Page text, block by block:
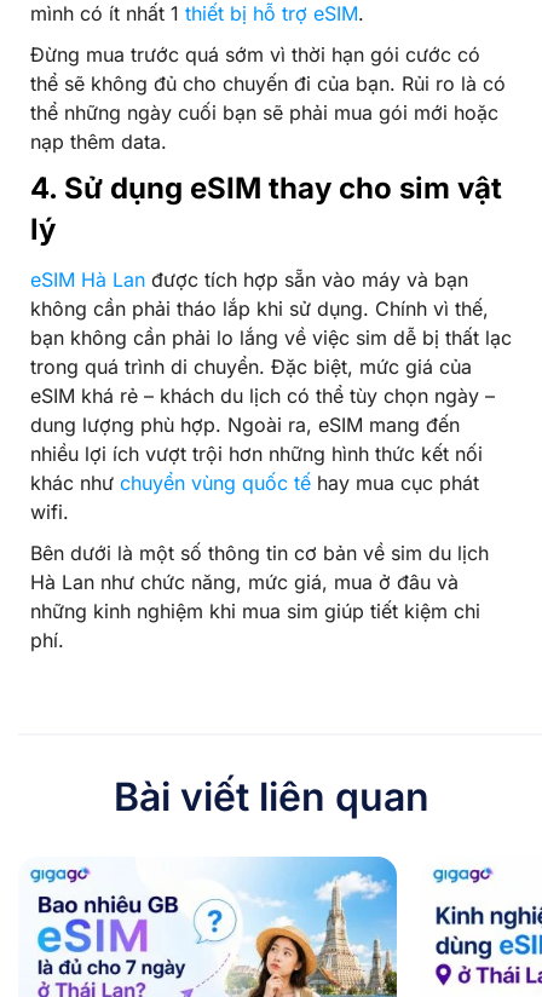
mình có ít nhất 1 thiết bị hỗ trợ eSIM.
Đừng mua trước quá sớm vì thời hạn gói cước có
thể sẽ không đủ cho chuyến đi của bạn. Rủi ro là có
thể những ngày cuối bạn sẽ phải mua gói mới hoặc
nạp thêm data.
4. Sử dụng eSIM thay cho sim vật
lý
eSIM Hà Lan được tích hợp sẵn vào máy và bạn
không cần phải tháo lắp khi sử dụng. Chính vì thế,
bạn không cần phải lo lắng về việc sim dễ bị thất lạc
trong quá trình di chuyển. Đặc biệt, mức giá của
eSIM khá rẻ – khách du lịch có thể tùy chọn ngày –
dung lượng phù hợp. Ngoài ra, eSIM mang đến
nhiều lợi ích vượt trội hơn những hình thức kết nối
khác như chuyển vùng quốc tế hay mua cục phát
wifi.
Bên dưới là một số thông tin cơ bản về sim du lịch
Hà Lan như chức năng, mức giá, mua ở đâu và
những kinh nghiệm khi mua sim giúp tiết kiệm chi
phí.
Bài viết liên quan